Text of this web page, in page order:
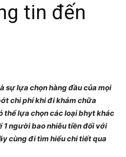
tin đến
sự lựa chọn hàng đầu của mọi
chi phí khi đi khám chữa
thể lựa chọn các loại bhyt khác
1 người bao nhiêu tiền đối với
cùng đi tìm hiểu chi tiết qua